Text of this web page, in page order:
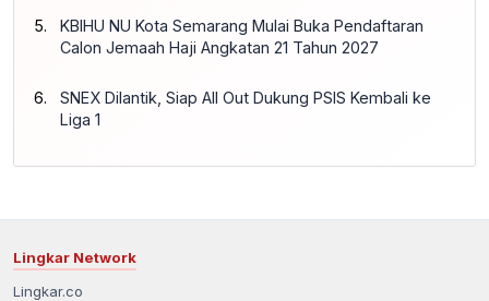
KBIHU NU Kota Semarang Mulai Buka Pendaftaran
Calon Jemaah Haji Angkatan 21 Tahun 2027
SNEX Dilantik, Siap All Out Dukung PSIS Kembali ke
Liga 1
Lingkar Network
Lingkar.co